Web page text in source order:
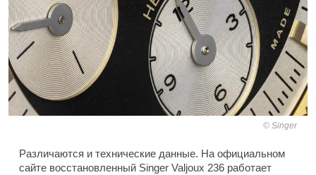
Singer
Различаются и технические данные. На официальном
сайте восстановленный Singer Valjoux 236 работает